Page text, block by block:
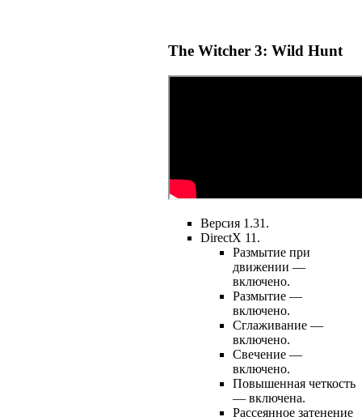
The Witcher 3: Wild Hunt
Версия 1.31.
DirectX 11.
Размытие при
движении —
включено.
Размытие —
включено.
Сглаживание —
включено.
Свечение —
включено.
Повышенная четкость
— включена.
Рассеянное затенение